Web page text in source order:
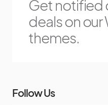
Get notified
deals on our
themes.
Follow Us